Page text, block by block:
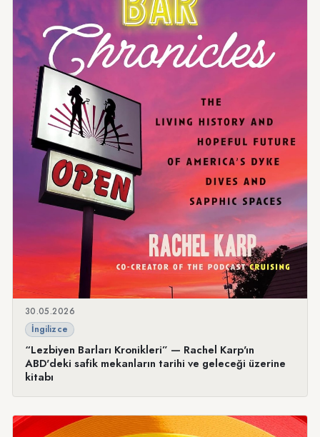
30.05.2026
İngilizce
“Lezbiyen Barları Kronikleri” — Rachel Karp'ın
ABD'deki safik mekanların tarihi ve geleceği üzerine
kitabı